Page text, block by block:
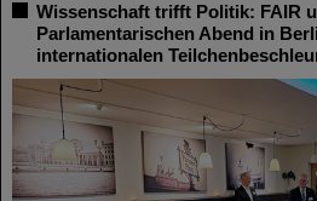
Wissenschaft trifft Politik: FAIR
Parlamentarischen Abend in
internationalen